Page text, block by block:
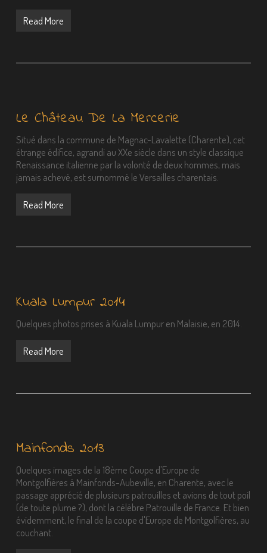
Read More
Le Château De La Mercerie
Situé dans la commune de Magnac-Lavalette (Charente), cet
étrange édifice, agrandi au XXe siècle dans un style classique
Renaissance italienne par la volonté de deux hommes, mais
jamais achevé, est surnommé le Versailles charentais.
Read More
Kuala Lumpur 2014
Quelques photos prises à Kuala Lumpur en Malaisie, en 2014.
Read More
Mainfonds 2013
Quelques images de la 18ème Coupe d'Europe de
Montgolfières à Mainfonds-Aubeville, en Charente, avec le
passage apprécié de plusieurs patrouilles et avions de tout poil
(de toute plume ?), dont la célèbre Patrouille de France. Et bien
évidemment, le final de la coupe d'Europe de Montgolfières, au
couchant.